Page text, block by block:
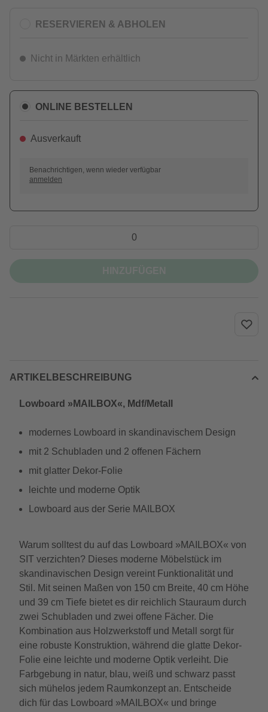
RESERVIEREN & ABHOLEN
Nicht in Märkten erhältlich
ONLINE BESTELLEN
Ausverkauft
Benachrichtigen, wenn wieder verfügbar
anmelden
ARTIKELBESCHREIBUNG
Lowboard »MAILBOX«, Mdf/Metall
modernes Lowboard in skandinavischem Design
mit 2 Schubladen und 2 offenen Fächern
mit glatter Dekor-Folie
leichte und moderne Optik
Lowboard aus der Serie MAILBOX
Warum solltest du auf das Lowboard »MAILBOX« von
SIT verzichten? Dieses moderne Möbelstück im
skandinavischen Design vereint Funktionalität und
Stil. Mit seinen Maßen von 150 cm Breite, 40 cm Höhe
und 39 cm Tiefe bietet es dir reichlich Stauraum durch
zwei Schubladen und zwei offene Fächer. Die
Kombination aus Holzwerkstoff und Metall sorgt für
eine robuste Konstruktion, während die glatte Dekor-
Folie eine leichte und moderne Optik verleiht. Die
Farbgebung in natur, blau, weiß und schwarz passt
sich mühelos jedem Raumkonzept an. Entscheide
dich für das Lowboard »MAILBOX« und bringe